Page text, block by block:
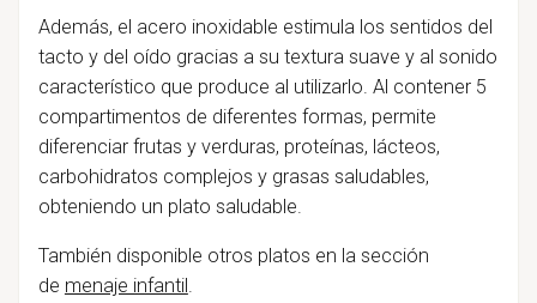
Además, el acero inoxidable estimula los sentidos del
tacto y del oído gracias a su textura suave y al sonido
característico que produce al utilizarlo. Al contener 5
compartimentos de diferentes formas, permite
diferenciar frutas y verduras, proteínas, lácteos,
carbohidratos complejos y grasas saludables,
obteniendo un plato saludable.
También disponible otros platos en la sección
de menaje infantil.